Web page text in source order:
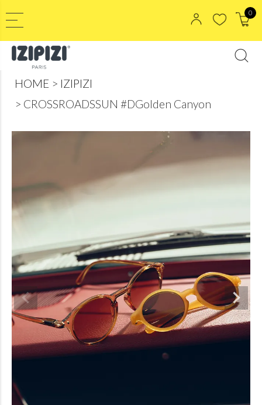
0
HOME
IZIPIZI
CROSSROADSSUN #DGolden Canyon